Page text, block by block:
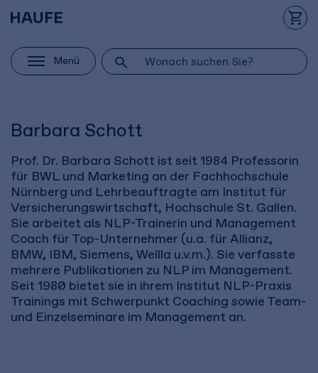
Menü
Barbara Schott
Prof. Dr. Barbara Schott ist seit 1984 Professorin
für BWL und Marketing an der Fachhochschule
Nürnberg und Lehrbeauftragte am Institut für
Versicherungswirtschaft, Hochschule St. Gallen.
Sie arbeitet als NLP-Trainerin und Management
Coach für Top-Unternehmer (u.a. für Allianz,
BMW, IBM, Siemens, Wellla u.v.m.). Sie verfasste
mehrere Publikationen zu NLP im Management.
Seit 1980 bietet sie in ihrem Institut NLP-Praxis
Trainings mit Schwerpunkt Coaching sowie Team-
und Einzelseminare im Management an.